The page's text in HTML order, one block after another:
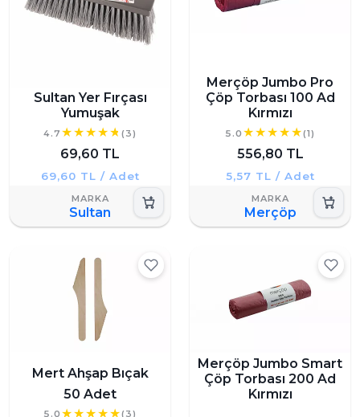
Sultan Yer Fırçası
Yumuşak
4.7 (3)
69,60 TL
69,60 TL / Adet
Sultan
Merçöp Jumbo Pro
Çöp Torbası 100 Ad
Kırmızı
5.0 (1)
556,80 TL
5,57 TL / Adet
Merçöp
Mert Ahşap Bıçak
50 Adet
5.0 (3)
Merçöp Jumbo Smart
Çöp Torbası 200 Ad
Kırmızı